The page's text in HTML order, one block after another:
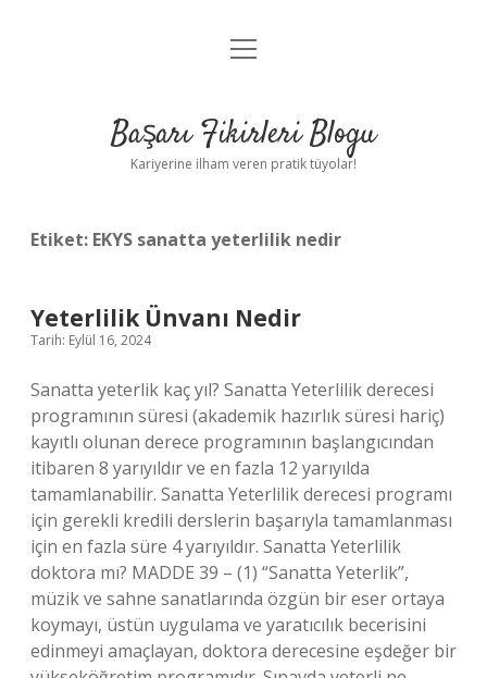
Anasayfa
Yasal Uyarı
menüyü
Başarı Fikirleri Blogu
Kariyerine ilham veren pratik tüyolar!
Etiket: EKYS sanatta yeterlilik nedir
Yeterlilik Ünvanı Nedir
Tarih: Eylül 16, 2024
Sanatta yeterlik kaç yıl? Sanatta Yeterlilik derecesi
programının süresi (akademik hazırlık süresi hariç)
kayıtlı olunan derece programının başlangıcından
itibaren 8 yarıyıldır ve en fazla 12 yarıyılda
tamamlanabilir. Sanatta Yeterlilik derecesi programı
için gerekli kredili derslerin başarıyla tamamlanması
için en fazla süre 4 yarıyıldır. Sanatta Yeterlilik
doktora mı? MADDE 39 – (1) “Sanatta Yeterlik”,
müzik ve sahne sanatlarında özgün bir eser ortaya
koymayı, üstün uygulama ve yaratıcılık becerisini
edinmeyi amaçlayan, doktora derecesine eşdeğer bir